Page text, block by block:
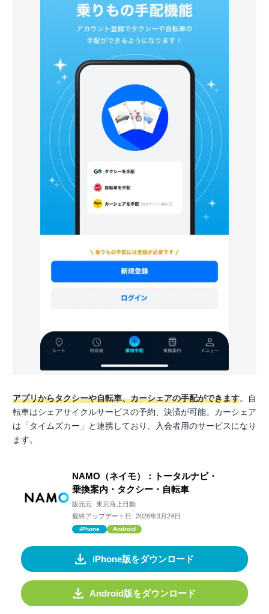
アプリからタクシーや自転車、カーシェアの手配ができます。自
転車はシェアサイクルサービスの予約、決済が可能。カーシェア
は「タイムズカー」と連携しており、入会者用のサービスになり
ます。
NAMO（ネイモ）：トータルナビ・
乗換案内・タクシー・自転車
販売元: 東京海上日動
最終アップデート日: 2026年3月24日
iPhone Android
iPhone版をダウンロード
Android版をダウンロード